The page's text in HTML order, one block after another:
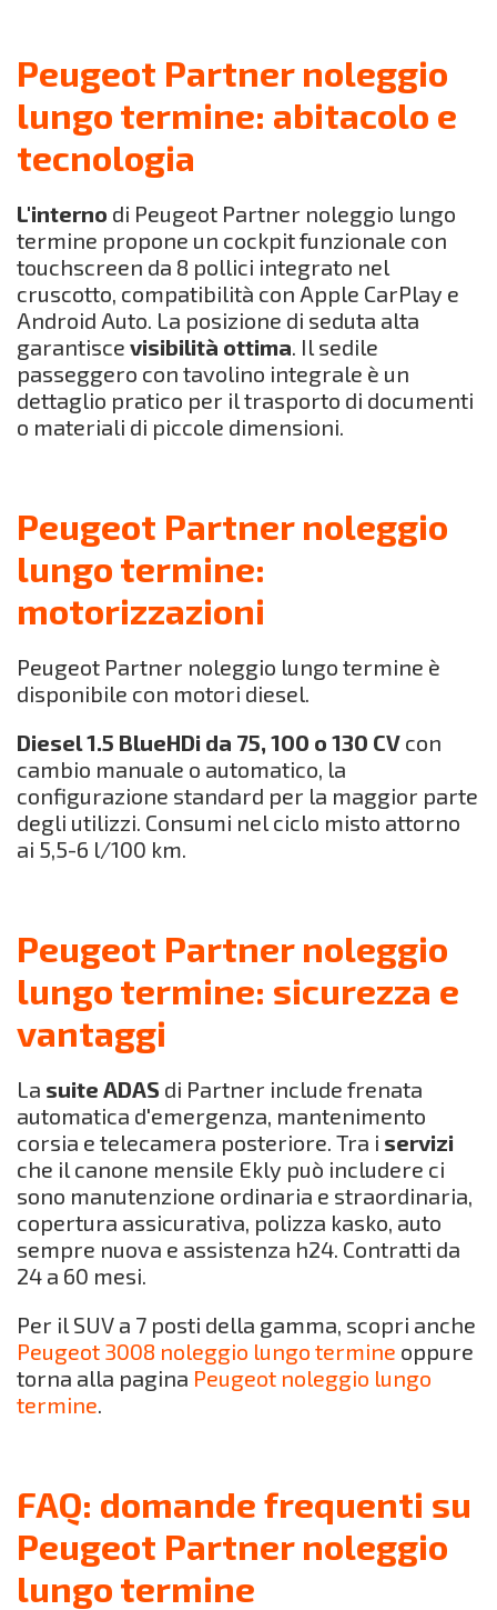
Peugeot Partner noleggio
lungo termine: abitacolo e
tecnologia
L'interno di Peugeot Partner noleggio lungo
termine propone un cockpit funzionale con
touchscreen da 8 pollici integrato nel
cruscotto, compatibilità con Apple CarPlay e
Android Auto. La posizione di seduta alta
garantisce visibilità ottima. Il sedile
passeggero con tavolino integrale è un
dettaglio pratico per il trasporto di documenti
o materiali di piccole dimensioni.
Peugeot Partner noleggio
lungo termine:
motorizzazioni
Peugeot Partner noleggio lungo termine è
disponibile con motori diesel.
Diesel 1.5 BlueHDi da 75, 100 o 130 CV con
cambio manuale o automatico, la
configurazione standard per la maggior parte
degli utilizzi. Consumi nel ciclo misto attorno
ai 5,5-6 l/100 km.
Peugeot Partner noleggio
lungo termine: sicurezza e
vantaggi
La suite ADAS di Partner include frenata
automatica d'emergenza, mantenimento
corsia e telecamera posteriore. Tra i servizi
che il canone mensile Ekly può includere ci
sono manutenzione ordinaria e straordinaria,
copertura assicurativa, polizza kasko, auto
sempre nuova e assistenza h24. Contratti da
24 a 60 mesi.
Per il SUV a 7 posti della gamma, scopri anche
Peugeot 3008 noleggio lungo termine oppure
torna alla pagina Peugeot noleggio lungo
termine.
FAQ: domande frequenti su
Peugeot Partner noleggio
lungo termine